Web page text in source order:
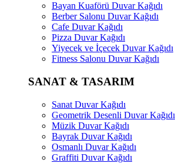
Bayan Kuaförü Duvar Kağıdı
Berber Salonu Duvar Kağıdı
Cafe Duvar Kağıdı
Pizza Duvar Kağıdı
Yiyecek ve İçecek Duvar Kağıdı
Fitness Salonu Duvar Kağıdı
SANAT & TASARIM
Sanat Duvar Kağıdı
Geometrik Desenli Duvar Kağıdı
Müzik Duvar Kağıdı
Bayrak Duvar Kağıdı
Osmanlı Duvar Kağıdı
Graffiti Duvar Kağıdı